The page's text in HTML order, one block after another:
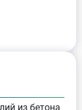
из бетона